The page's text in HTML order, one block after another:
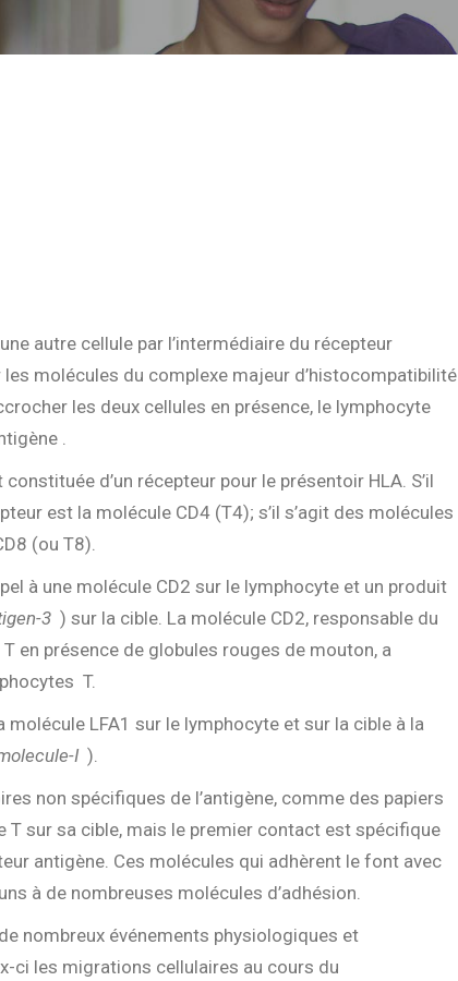
autre cellule par l’intermédiaire du récepteur
les molécules du complexe majeur d’histocompatibilité
les deux cellules en présence, le lymphocyte
.
d’un récepteur pour le présentoir HLA. S’il
est la molécule CD4 (T4); s’il s’agit des molécules
(ou T8).
à une molécule CD2 sur le lymphocyte et un produit
3) sur la cible. La molécule CD2, responsable du
en présence de globules rouges de mouton, a
T.
LFA1 sur le lymphocyte et sur la cible à la
I).
non spécifiques de l’antigène, comme des papiers
T sur sa cible, mais le premier contact est spécifique
antigène. Ces molécules qui adhèrent le font avec
à de nombreuses molécules d’adhésion.
nombreux événements physiologiques et
ci les migrations cellulaires au cours du